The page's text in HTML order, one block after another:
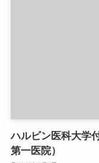
ハルビン医科大学
第一医院）